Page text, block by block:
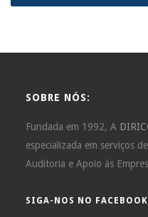
SOBRE NÓS:
Fundada em 1992, A
especializada em serviços
Auditoria e Apoio às
SIGA-NOS NO